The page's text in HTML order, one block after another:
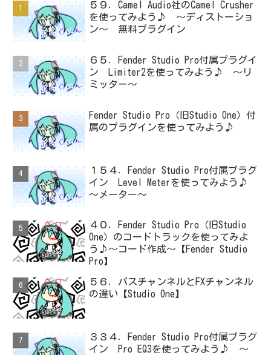
５９．Camel Audio社のCamel Crusher
を使ってみよう♪ ～ディストーショ
ン～ 無料プラグイン
６５．Fender Studio Pro付属プラグイ
ン Limiter2を使ってみよう♪ ～リ
ミッター～
Fender Studio Pro（旧Studio One）付
属のプラグインを使ってみよう♪
１５４．Fender Studio Pro付属プラグ
イン Level Meterを使ってみよう♪
～メーター～
４０．Fender Studio Pro（旧Studio
One）のコードトラックを使ってみよ
う♪～コード作成～【Fender Studio
Pro】
５６．バスチャンネルとFXチャンネル
の違い【Studio One】
３３４．Fender Studio Pro付属プラグ
イン Pro EQ3を使ってみよう♪ ～